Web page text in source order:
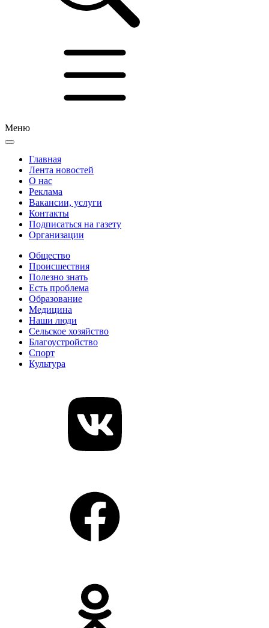
Меню
Главная
Лента новостей
О нас
Реклама
Вакансии, услуги
Контакты
Подписаться на газету
Организации
Общество
Происшествия
Полезно знать
Есть проблема
Образование
Медицина
Наши люди
Сельское хозяйство
Благоустройство
Спорт
Культура